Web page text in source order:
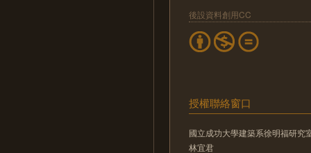
後設資料創用CC
授權聯絡窗口
國立成功大學建築系徐明福研究
林宜君